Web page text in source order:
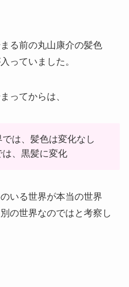
る前の丸山康介の髪色
っていました。
ってからは、
は、髪色は変化なし
、黒髪に変化
いる世界が本当の世界
の世界なのではと考察し